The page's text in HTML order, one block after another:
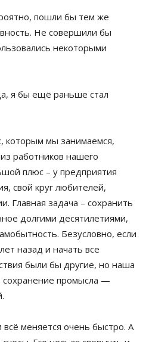
пошли бы тем же
Не совершили бы
некоторыми
я бы ещё раньше стал
которым мы занимаемся,
работников нашего
плюс – у предприятия
свой круг любителей,
Главная задача – сохранить
долгими десятилетиями,
Безусловно, если
назад и начать все
были бы другие, но наша
сохранение промысла —
меняется очень быстро. А